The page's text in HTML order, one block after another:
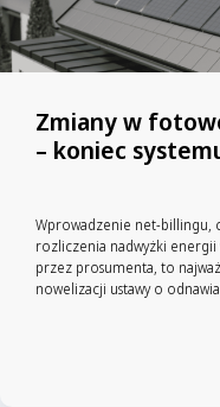
Zmiany w
– koniec
Wprowadzenie net-billingu,
rozliczenia nadwyżki
przez prosumenta, to
nowelizacji ustawy o